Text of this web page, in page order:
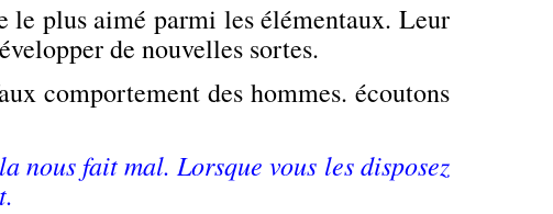
plus aimé parmi les élémentaux. Leur
de nouvelles sortes.
comportement des hommes. écoutons
nous fait mal. Lorsque vous les disposez